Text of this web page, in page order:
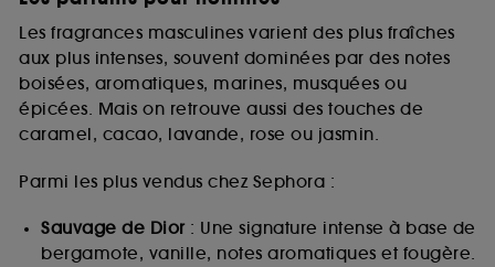
Les fragrances masculines varient des plus fraîches
aux plus intenses, souvent dominées par des notes
boisées, aromatiques, marines, musquées ou
épicées. Mais on retrouve aussi des touches de
caramel, cacao, lavande, rose ou jasmin.
Parmi les plus vendus chez Sephora :
Sauvage de Dior: Une signature intense à base de
bergamote, vanille, notes aromatiques et fougère.